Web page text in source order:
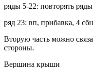
ряды 5-22: повторять
ряд 23: вп, прибавка, 4
Вторую часть можно
стороны.
Вершина крыши